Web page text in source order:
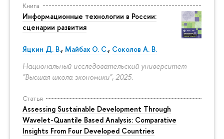
Книга
Информационные технологии в России:
сценарии развития
Яцкин Д. В., Майбах О. С., Соколов А. В.
Национальный исследовательский университет
"Высшая школа экономики", 2025.
Статья
Assessing Sustainable Development Through
Wavelet-Quantile Based Analysis: Comparative
Insights From Four Developed Countries